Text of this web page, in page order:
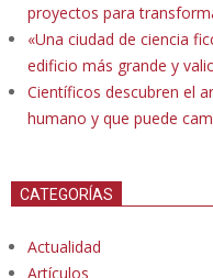
proyectos para
«Una ciudad de ciencia
edificio más grande y
Científicos descubren el
humano y que puede
CATEGORÍAS
Actualidad
Artículos